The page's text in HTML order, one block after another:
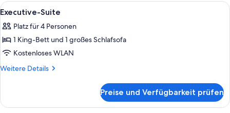
Alle
Fotos
für
Executive-
Suite
anzeigen
Ein Hotelzimmer mit einem großen
6
Executive-Suite
Platz für 4 Personen
1 King-Bett und 1 großes Schlafsofa
Kostenloses WLAN
Weitere Details
Weitere
Suite
Preise und Verfügbarkeit prüfen